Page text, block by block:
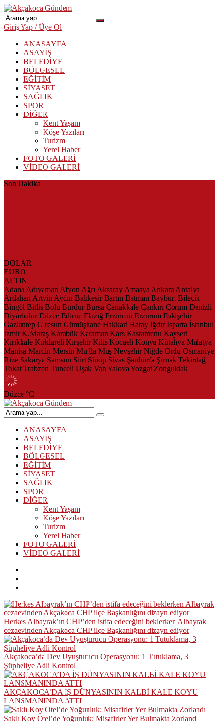
Giriş Yap / Üye Ol
ANASAYFA
ASAYİŞ
BELEDİYE
BÖLGESEL
EĞİTİM
SİYASET
SAĞLIK
SPOR
DİĞER
Kent Yaşam
Köşe Yazıları
Turizm
Yerel Haber
FOTO GALERİ
VİDEO GALERİ
Son Dakika
DOLAR
EURO
ALTIN
Adana Adıyaman Afyon Ağrı Aksaray Amasya Ankara Antalya
Ardahan Artvin Aydın Balıkesir Bartın Batman Bayburt Bilecik
Bingöl Bitlis Bolu Burdur Bursa Çanakkale Çankırı Çorum Denizli
Diyarbakır Düzce Edirne Elazığ Erzincan Erzurum Eskişehir
Gaziantep Giresun Gümüşhane Hakkari Hatay Iğdır Isparta İstanbul
İzmir K.Maraş Karabük Karaman Kars Kastamonu Kayseri
Kırıkkale Kırklareli Kırşehir Kilis Kocaeli Konya Kütahya Malatya
Manisa Mardin Mersin Muğla Muş Nevşehir Niğde Ordu Osmaniye
Rize Sakarya Samsun Siirt Sinop Sivas Şanlıurfa Şırnak Tekirdağ
Tokat Trabzon Tunceli Uşak Van Yalova Yozgat Zonguldak
Düzce °C
ANASAYFA
ASAYİŞ
BELEDİYE
BÖLGESEL
EĞİTİM
SİYASET
SAĞLIK
SPOR
DİĞER
Kent Yaşam
Köşe Yazıları
Turizm
Yerel Haber
FOTO GALERİ
VİDEO GALERİ
Herkes Albayrak’ın CHP’den istifa edeceğini beklerken Albayrak
cezaevinden Akçakoca CHP ilçe Başkanlığını dizayn ediyor
Akçakoca’da Dev Uyuşturucu Operasyonu: 1 Tutuklama, 3
Şüpheliye Adli Kontrol
AKÇAKOCA’DA İŞ DÜNYASININ KALBİ KALE KOYU
LANSMANINDA ATTI
Saklı Koy Otel’de Yoğunluk: Misafirler Yer Bulmakta Zorlandı